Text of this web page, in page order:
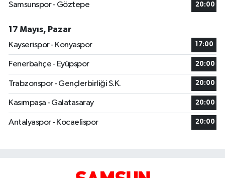
Samsunspor - Göztepe 20:00
17 Mayıs, Pazar
Kayserispor - Konyaspor
17:00
Fenerbahçe - Eyüpspor 20:00
Trabzonspor - Gençlerbirliği S.K. 20:00
Kasımpaşa - Galatasaray 20:00
Antalyaspor - Kocaelispor 20:00